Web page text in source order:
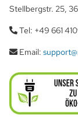
Stellbergstr. 25,
Tel: +49 661
Email: